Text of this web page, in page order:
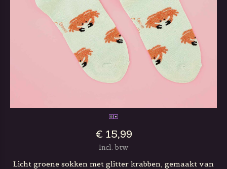
€ 15,99
Incl. btw
Licht groene sokken met glitter krabben, gemaakt van